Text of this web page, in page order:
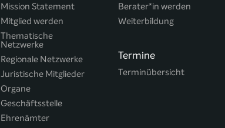
Mission Statement
Mitglied werden
Thematische
Netzwerke
Regionale Netzwerke
Juristische Mitglieder
Organe
Geschäftsstelle
Ehrenämter
Berater*in werden
Weiterbildung
Termine
Terminübersicht